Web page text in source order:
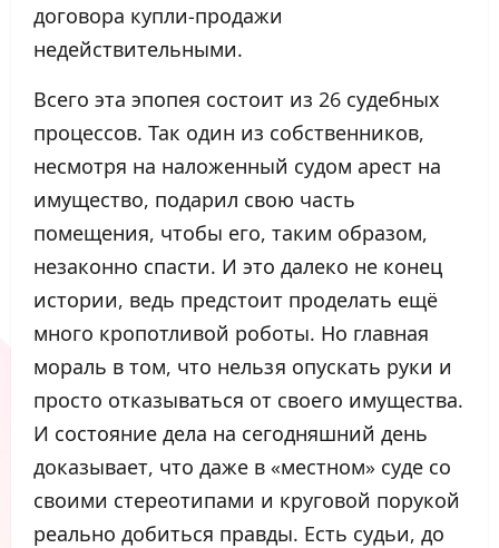
договора купли-продажи
недействительными.
Всего эта эпопея состоит из 26 судебных
процессов. Так один из собственников,
несмотря на наложенный судом арест на
имущество, подарил свою часть
помещения, чтобы его, таким образом,
незаконно спасти. И это далеко не конец
истории, ведь предстоит проделать ещё
много кропотливой роботы. Но главная
мораль в том, что нельзя опускать руки и
просто отказываться от своего имущества.
И состояние дела на сегодняшний день
доказывает, что даже в «местном» суде со
своими стереотипами и круговой порукой
реально добиться правды. Есть судьи, до